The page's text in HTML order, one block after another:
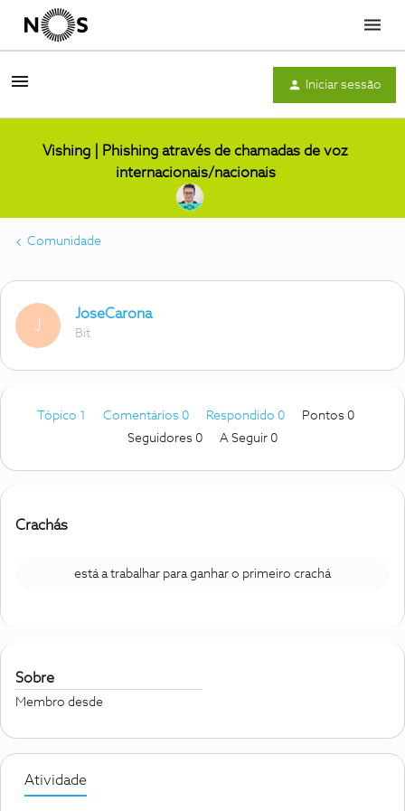
Menu
Iniciar sessão
Vishing | Phishing através de chamadas de voz
internacionais/nacionais
Comunidade
J
JoseCarona
Bit
Tópico 1 Comentários 0 Respondido 0
Pontos 0
Seguidores 0 A Seguir 0
Crachás
está a trabalhar para ganhar o primeiro crachá
Sobre
Membro desde
Atividade